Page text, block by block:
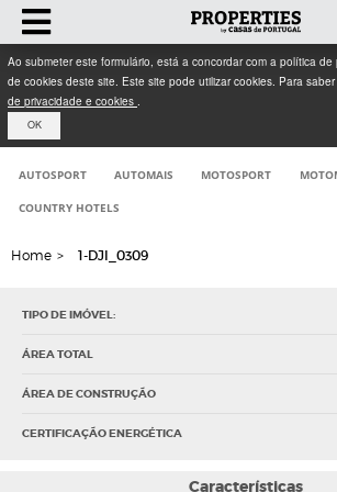
Ao submeter este formulário, está a concordar com a política
de cookies deste site. Este site pode utilizar cookies. Para
de privacidade e cookies .
OK
AUTOSPORT AUTOMAIS MOTOSPORT
COUNTRY HOTELS
Home > 1-DJI_0309
TIPO DE IMÓVEL:
ÁREA TOTAL
ÁREA DE CONSTRUÇÃO
CERTIFICAÇÃO ENERGÉTICA
Características